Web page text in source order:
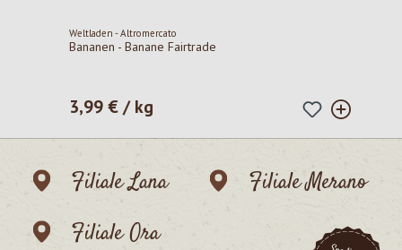
Weltladen - Altromercato
Bananen - Banane Fairtrade
Prezzo normale:
3,99 € / kg
Filiale Lana
Filiale Merano
Filiale Ora